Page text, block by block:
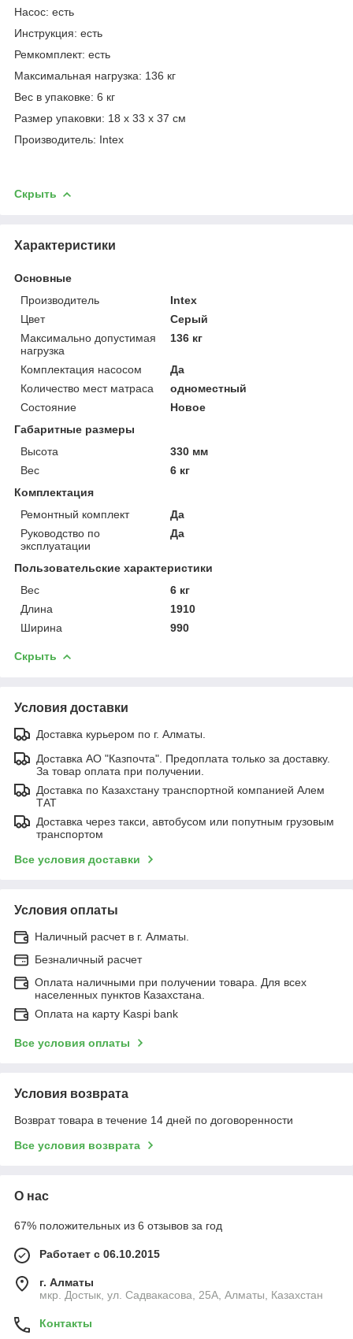
Насос: есть
Инструкция: есть
Ремкомплект: есть
Максимальная нагрузка: 136 кг
Вес в упаковке: 6 кг
Размер упаковки: 18 х 33 х 37 см
Производитель: Intex
Скрыть
Характеристики
Основные
Производитель
Intex
Цвет
Серый
Максимально допустимая
нагрузка
136 кг
Комплектация насосом
Да
Количество мест матраса
одноместный
Состояние
Новое
Габаритные размеры
Высота
330 мм
Вес
6 кг
Комплектация
Ремонтный комплект
Да
Руководство по
эксплуатации
Да
Пользовательские характеристики
Вес
6 кг
Длина
1910
Ширина
990
Скрыть
Условия доставки
Доставка курьером по г. Алматы.
Доставка АО "Казпочта". Предоплата только за доставку.
За товар оплата при получении.
Доставка по Казахстану транспортной компанией Алем
ТАТ
Доставка через такси, автобусом или попутным грузовым
транспортом
Все условия доставки
Условия оплаты
Наличный расчет в г. Алматы.
Безналичный расчет
Оплата наличными при получении товара. Для всех
населенных пунктов Казахстана.
Оплата на карту Kaspi bank
Все условия оплаты
Условия возврата
Возврат товара в течение 14 дней по договоренности
Все условия возврата
О нас
67% положительных из 6 отзывов за год
Работает с 06.10.2015
г. Алматы
мкр. Достык, ул. Садвакасова, 25А, Алматы, Казахстан
Контакты